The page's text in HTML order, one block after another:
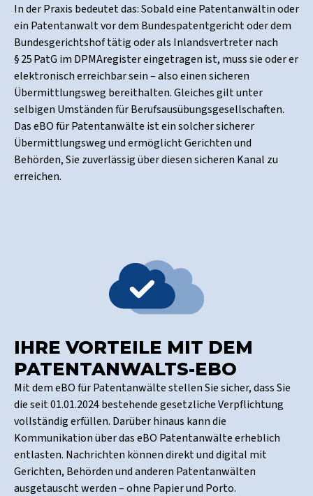
In der Praxis bedeutet das: Sobald eine Patentanwältin oder
ein Patentanwalt vor dem Bundespatentgericht oder dem
Bundesgerichtshof tätig oder als Inlandsvertreter nach
§ 25 PatG im DPMAregister eingetragen ist, muss sie oder er
elektronisch erreichbar sein – also einen sicheren
Übermittlungsweg bereithalten. Gleiches gilt unter
selbigen Umständen für Berufsausübungsgesellschaften.
Das eBO für Patentanwälte ist ein solcher sicherer
Übermittlungsweg und ermöglicht Gerichten und
Behörden, Sie zuverlässig über diesen sicheren Kanal zu
erreichen.
IHRE VORTEILE MIT DEM
PATENTANWALTS-EBO
Mit dem eBO für Patentanwälte stellen Sie sicher, dass Sie
die seit 01.01.2024 bestehende gesetzliche Verpflichtung
vollständig erfüllen. Darüber hinaus kann die
Kommunikation über das eBO Patentanwälte erheblich
entlasten. Nachrichten können direkt und digital mit
Gerichten, Behörden und anderen Patentanwälten
ausgetauscht werden – ohne Papier und Porto.